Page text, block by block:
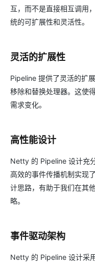
互，而不是直接相互调用
统的可扩展性和灵活性。
灵活的扩展性
Pipeline 提供了灵活的扩
移除和替换处理器。这使
需求变化。
高性能设计
Netty 的 Pipeline 设计充
高效的事件传播机制实现
计思路，有助于我们在其
略。
事件驱动架构
Netty 的 Pipeline 设计采